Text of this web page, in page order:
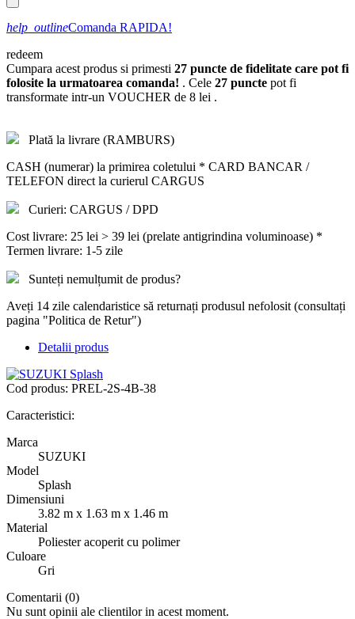
help_outlineComanda RAPIDA!
redeem
Cumpara acest produs si primesti 27 puncte de fidelitate care pot fi
folosite la urmatoarea comanda! . Cele 27 puncte pot fi
transformate intr-un VOUCHER de 8 lei .
Plată la livrare (RAMBURS)
CASH (numerar) la primirea coletului * CARD BANCAR /
TELEFON direct la curierul CARGUS
Curieri: CARGUS / DPD
Cost livrare: 25 lei > 39 lei (prelate antigrindina voluminoase) *
Termen livrare: 1-5 zile
Sunteți nemulțumit de produs?
Aveți 14 zile calendaristice să returnați produsul nefolosit (consultați
pagina "Politica de Retur")
Detalii produs
Cod produs: PREL-2S-4B-38
Caracteristici:
Marca
SUZUKI
Model
Splash
Dimensiuni
3.82 m x 1.63 m x 1.46 m
Material
Poliester acoperit cu polimer
Culoare
Gri
Comentarii (0)
Nu sunt opinii ale clientilor in acest moment.